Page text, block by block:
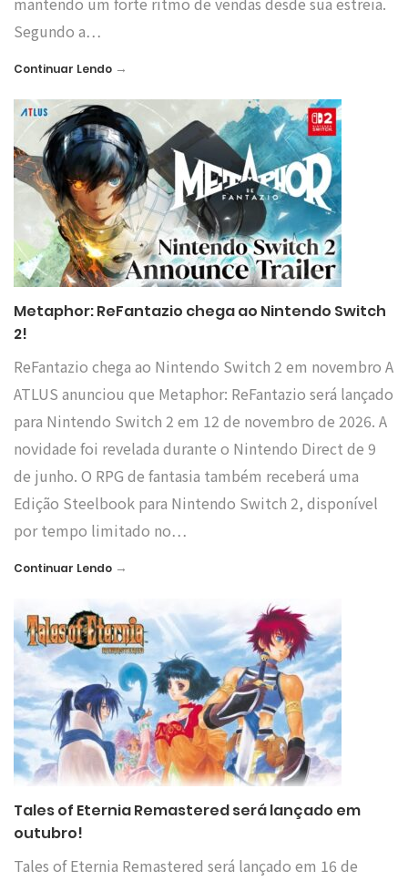
Segundo a…
Continuar Lendo →
Metaphor: ReFantazio chega ao Nintendo Switch
2!
ReFantazio chega ao Nintendo Switch 2 em novembro A
ATLUS anunciou que Metaphor: ReFantazio será lançado
para Nintendo Switch 2 em 12 de novembro de 2026. A
novidade foi revelada durante o Nintendo Direct de 9
de junho. O RPG de fantasia também receberá uma
Edição Steelbook para Nintendo Switch 2, disponível
por tempo limitado no…
Continuar Lendo →
Tales of Eternia Remastered será lançado em
outubro!
Tales of Eternia Remastered será lançado em 16 de